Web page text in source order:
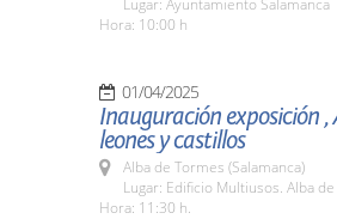
Lugar: Ayuntamiento Salamanca
Hora: 10:00 h
01/04/2025
Inauguración exposición
leones y castillos
Alba de Tormes (Salamanca)
Lugar: Edificio Multiusos. Alba
Hora: 11:30 h.